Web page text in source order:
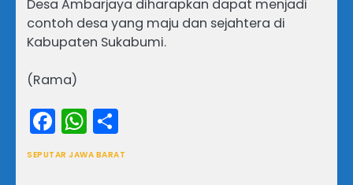
Desa Ambarjaya diharapkan dapat menjadi
contoh desa yang maju dan sejahtera di
Kabupaten Sukabumi.
(Rama)
Facebook
WhatsApp
SEPUTAR JAWA BARAT